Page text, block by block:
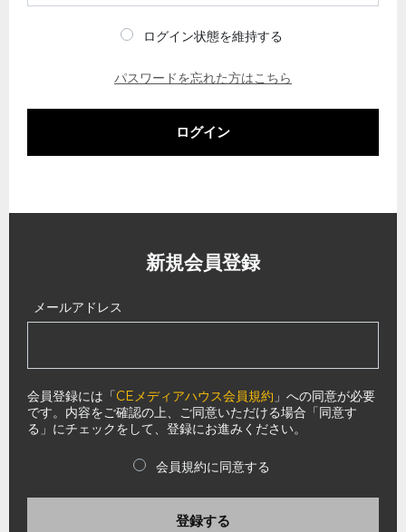
ログイン状態を維持する
パスワードを忘れた方はこちら
ログイン
新規会員登録
メールアドレス
会員登録には「CEメディアハウス会員規約 」への同意が必要
です。内容をご確認の上、ご同意いただける場合「同意す
る」にチェックをして、登録にお進みください。
会員規約に同意する
登録する